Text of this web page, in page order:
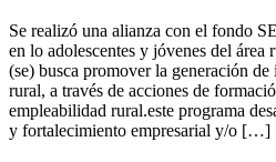
Se realizó una alianza con el fondo
en lo adolescentes y jóvenes del
(se) busca promover la generación
rural, a través de acciones de
empleabilidad rural.este programa
y fortalecimiento empresarial y/o […]